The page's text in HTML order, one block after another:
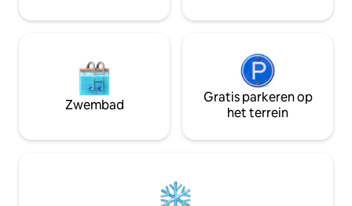
en 30 minuten van de Côte Vendéenne
Zwembad
Gratis parkeren op
het terrein